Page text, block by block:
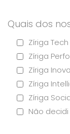
Quais dos
Zíriga Tech
Zíriga
Zíriga Inova
Zíriga
Zíriga
Não